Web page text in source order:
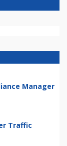
Manager
Traffic